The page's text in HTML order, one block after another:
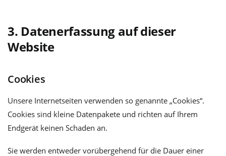
3. Datenerfassung auf dieser
Website
Cookies
Unsere Internetseiten verwenden so genannte „Cookies“.
Cookies sind kleine Datenpakete und richten auf Ihrem
Endgerät keinen Schaden an.
Sie werden entweder vorübergehend für die Dauer einer